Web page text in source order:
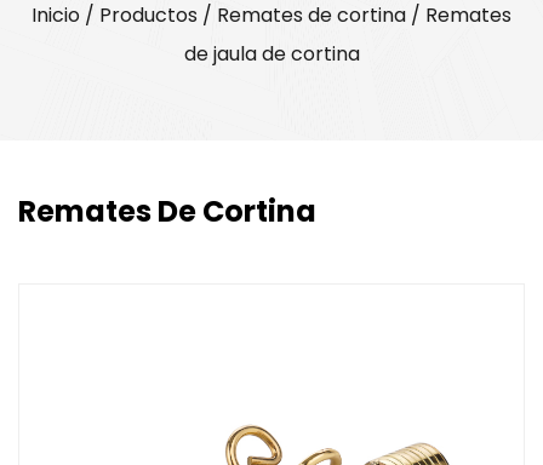
Inicio / Productos / Remates de cortina / Remates
de jaula de cortina
Remates De Cortina